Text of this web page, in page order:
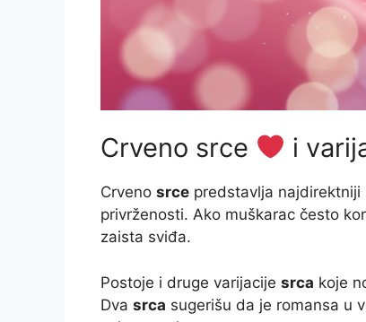
Crveno srce i
Crveno srce predstavlja
privrženosti. Ako muškarac često
zaista sviđa.
Postoje i druge varijacije srca koje
Dva srca sugerišu da je romansa u